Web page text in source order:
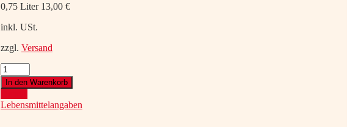
0,75 Liter 13,00 €
inkl. USt.
zzgl. Versand
Pinot
Blanc
Leithaberg
DAC
2024
In den Warenkorb
Lebensmittelangaben